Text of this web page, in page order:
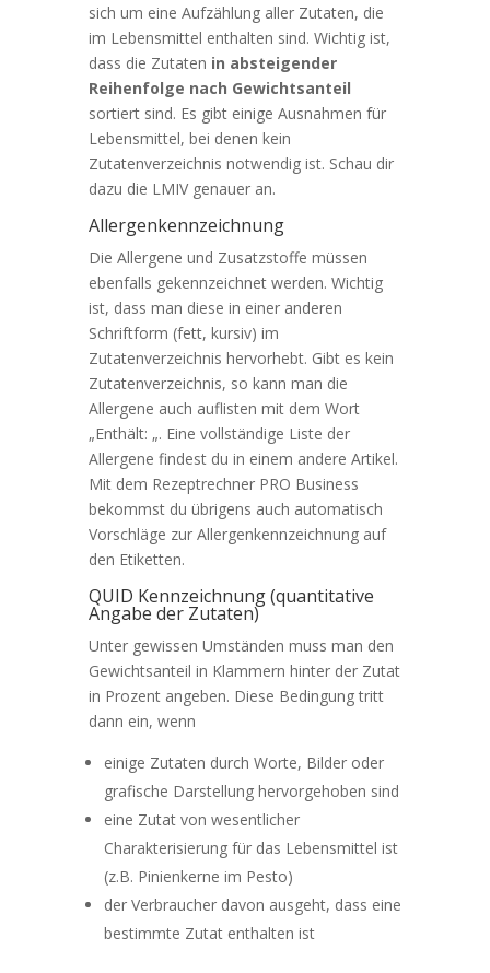
sich um eine Aufzählung aller Zutaten, die
im Lebensmittel enthalten sind. Wichtig ist,
dass die Zutaten in absteigender
Reihenfolge nach Gewichtsanteil
sortiert sind. Es gibt einige Ausnahmen für
Lebensmittel, bei denen kein
Zutatenverzeichnis notwendig ist. Schau dir
dazu die LMIV genauer an.
Allergenkennzeichnung
Die Allergene und Zusatzstoffe müssen
ebenfalls gekennzeichnet werden. Wichtig
ist, dass man diese in einer anderen
Schriftform (fett, kursiv) im
Zutatenverzeichnis hervorhebt. Gibt es kein
Zutatenverzeichnis, so kann man die
Allergene auch auflisten mit dem Wort
„Enthält: „. Eine vollständige Liste der
Allergene findest du in einem andere Artikel.
Mit dem Rezeptrechner PRO Business
bekommst du übrigens auch automatisch
Vorschläge zur Allergenkennzeichnung auf
den Etiketten.
QUID Kennzeichnung (quantitative
Angabe der Zutaten)
Unter gewissen Umständen muss man den
Gewichtsanteil in Klammern hinter der Zutat
in Prozent angeben. Diese Bedingung tritt
dann ein, wenn
einige Zutaten durch Worte, Bilder oder
grafische Darstellung hervorgehoben sind
eine Zutat von wesentlicher
Charakterisierung für das Lebensmittel ist
(z.B. Pinienkerne im Pesto)
der Verbraucher davon ausgeht, dass eine
bestimmte Zutat enthalten ist